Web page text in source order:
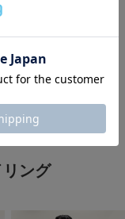
コーデ
ング